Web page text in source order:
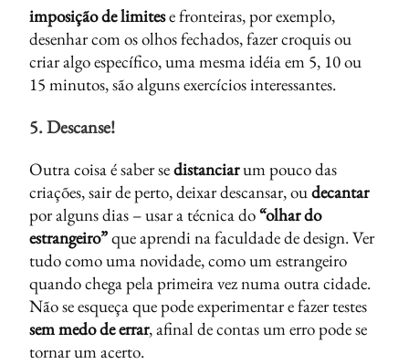
imposição de limitese fronteiras, por exemplo,
desenhar com os olhos fechados, fazer croquis ou
criar algo específico, uma mesma idéia em 5, 10 ou
15 minutos, são alguns exercícios interessantes.
5. Descanse!
Outra coisa é saber sedistanciarum pouco das
criações, sair de perto, deixar descansar, oudecantar
por alguns dias – usar a técnica do“olhar do
estrangeiro”que aprendi na faculdade de design. Ver
tudo como uma novidade, como um estrangeiro
quando chega pela primeira vez numa outra cidade.
Não se esqueça que pode experimentar e fazer testes
sem medo de errar, afinal de contas um erro pode se
tornar um acerto.